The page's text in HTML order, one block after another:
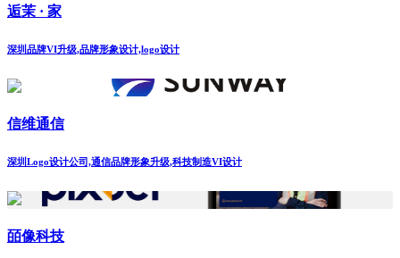
逅茉 · 家
深圳品牌VI升级,品牌形象设计,logo设计
信维通信
深圳Logo设计公司,通信品牌形象升级,科技制造VI设计
皕像科技